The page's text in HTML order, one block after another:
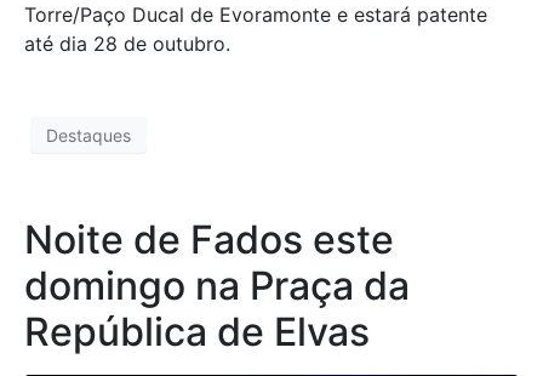
Torre/Paço Ducal de Evoramonte e estará patente
até dia 28 de outubro.
Destaques
Noite de Fados este
domingo na Praça da
República de Elvas